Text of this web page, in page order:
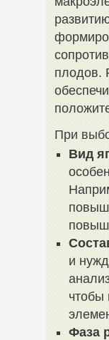
плодов.
При
Вид
и
чтобы
Фаза